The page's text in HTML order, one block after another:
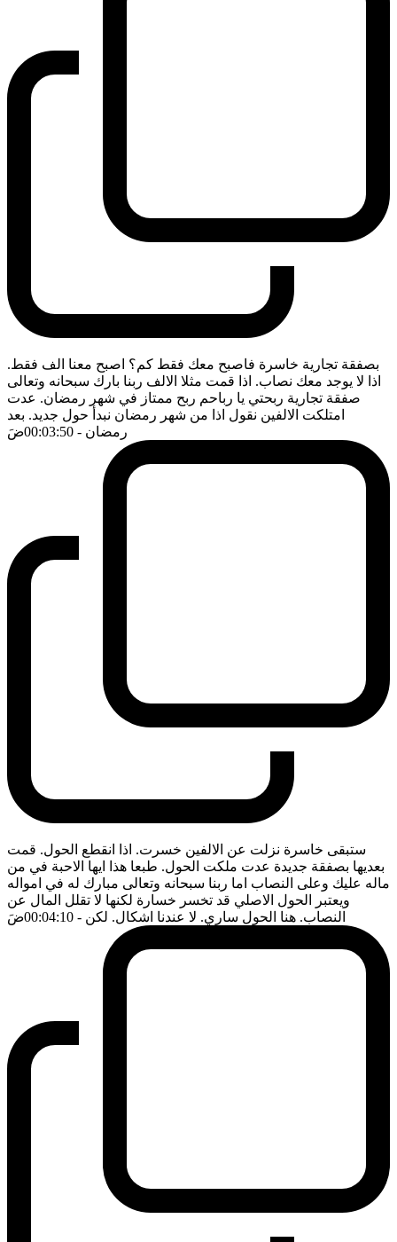
بصفقة تجارية خاسرة فاصبح معك فقط كم؟ اصبح معنا الف فقط.
اذا لا يوجد معك نصاب. اذا قمت مثلا الالف ربنا بارك سبحانه وتعالى
صفقة تجارية ربحتي يا رباحم ربح ممتاز في شهر رمضان. عدت
امتلكت الالفين نقول اذا من شهر رمضان نبدأ حول جديد. بعد
رمضان - 00:03:50 ضَ
ستبقى خاسرة نزلت عن الالفين خسرت. اذا انقطع الحول. قمت
بعديها بصفقة جديدة عدت ملكت الحول. طبعا هذا ايها الاحبة في من
ماله عليك وعلى النصاب اما ربنا سبحانه وتعالى مبارك له في امواله
ويعتبر الحول الاصلي قد تخسر خسارة لكنها لا تقلل المال عن
النصاب. هنا الحول ساري. لا عندنا اشكال. لكن - 00:04:10 ضَ